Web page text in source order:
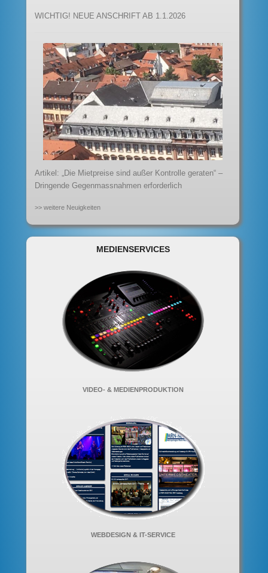
WICHTIG! NEUE ANSCHRIFT AB 1.1.2026
Artikel: „Die Mietpreise sind außer Kontrolle geraten“ –
Dringende Gegenmassnahmen erforderlich
>> weitere Neuigkeiten
MEDIENSERVICES
VIDEO- & MEDIENPRODUKTION
WEBDESIGN & IT-SERVICE